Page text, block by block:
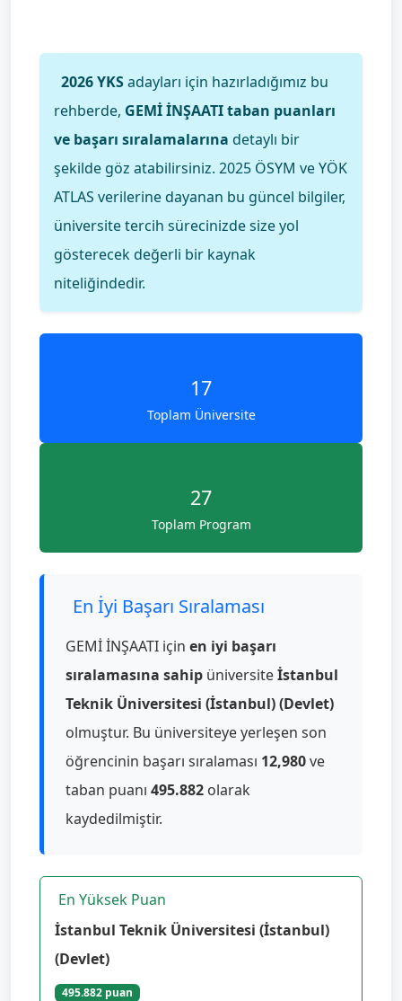
2026 YKSadayları için hazırladığımız bu
rehberde, GEMİ İNŞAATI taban puanları
ve başarı sıralamalarına detaylı bir
şekilde göz atabilirsiniz. 2025 ÖSYM ve YÖK
ATLAS verilerine dayanan bu güncel bilgiler,
üniversite tercih sürecinizde size yol
gösterecek değerli bir kaynak
niteliğindedir.
17
Toplam Üniversite
27
Toplam Program
En İyi Başarı Sıralaması
GEMİ İNŞAATI için en iyi başarı
sıralamasına sahip üniversiteİstanbul
Teknik Üniversitesi (İstanbul) (Devlet)
olmuştur. Bu üniversiteye yerleşen son
öğrencinin başarı sıralaması 12,980ve
taban puanı 495.882 olarak
kaydedilmiştir.
En Yüksek Puan
İstanbul Teknik Üniversitesi (İstanbul)
(Devlet)
495.882 puan